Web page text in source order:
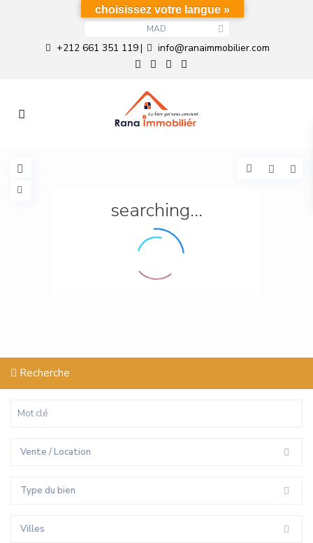
MAD
+212 661 351 119| info@ranaimmobilier.com
searching...
Recherche
Vente / Location
Type du bien
Villes
choisissez votre langue »